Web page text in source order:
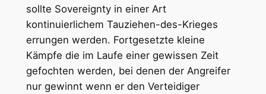
sollte Sovereignty in einer Art
kontinuierlichem Tauziehen-des-Krieges
errungen werden. Fortgesetzte kleine
Kämpfe die im Laufe einer gewissen Zeit
gefochten werden, bei denen der Angreifer
nur gewinnt wenn er den Verteidiger